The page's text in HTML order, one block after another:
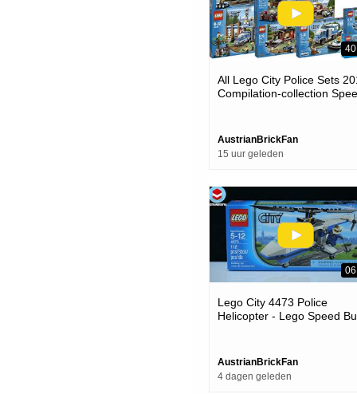
All Lego City Police Sets
Compilation-collection
AustrianBrickFan
15 uur geleden
Lego City 4473 Police
Helicopter - Lego Speed
AustrianBrickFan
4 dagen geleden